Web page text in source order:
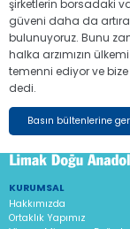
şirketlerin borsadaki
güveni daha da
bulunuyoruz. Bunu
halka arzımızın
temenni ediyor ve
dedi.
Basın bültenlerine
KURUMSAL
Hakkımızda
Ortaklık Yapımız